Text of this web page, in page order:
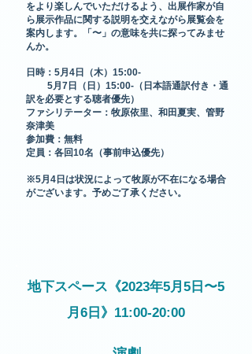
をより楽しんでいただけるよう、出展作家が自
ら展示作品に関する説明を交えながら展覧会を
案内します。「〜」の意味を共に探ってみませ
んか。
日時：5月4日（木）15:00-
5月7日（日）15:00-（日本語通訳付き・通
訳を必要とする聴者優先）
ファシリテーター：牧原依里、和田夏実、管野
奈津美
参加費：無料
定員：各回10名（事前申込優先）
※5月4日は状況によって牧原が不在になる場合
がございます。予めご了承ください​。
​地下スペース《2023年5月5日〜5
月6日》11:00-20:00